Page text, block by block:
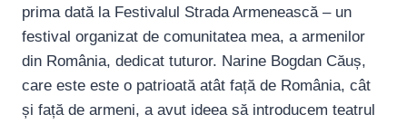
prima dată la Festivalul Strada Armenească – un
festival organizat de comunitatea mea, a armenilor
din România, dedicat tuturor. Narine Bogdan Căuș,
care este este o patrioată atât față de România, cât
și față de armeni, a avut ideea să introducem teatrul